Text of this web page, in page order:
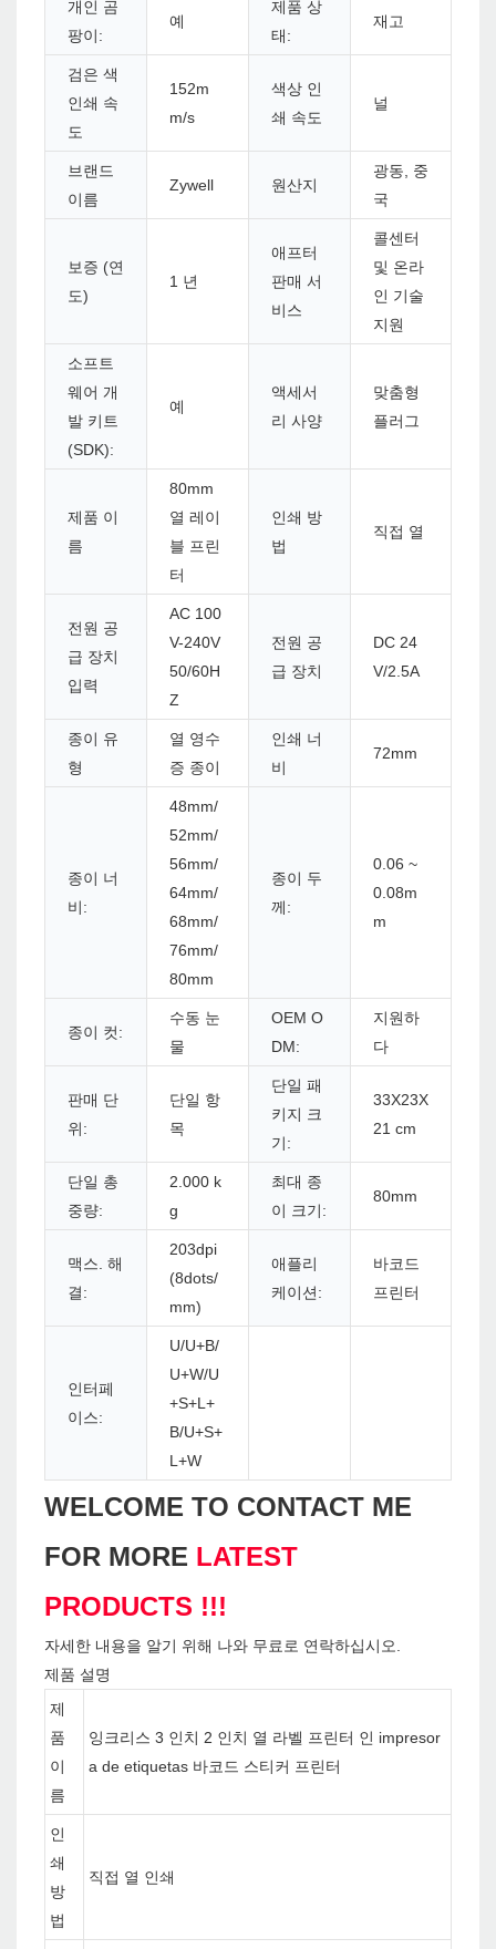
개인 곰
팡이:
예
제품 상
태:
재고
검은 색
인쇄 속
도
152m
m/s
색상 인
쇄 속도
널
브랜드
이름
Zywell 원산지
광동, 중
국
보증 (연
도)
1 년
애프터
판매 서
비스
콜센터
및 온라
인 기술
지원
소프트
웨어 개
발 키트
(SDK):
예
액세서
리 사양
맞춤형
플러그
제품 이
름
80mm
열 레이
블 프린
터
인쇄 방
법
직접 열
전원 공
급 장치
입력
AC 100
V-240V
50/60H
Z
전원 공
급 장치
DC 24
V/2.5A
종이 유
형
열 영수
증 종이
인쇄 너
비
72mm
종이 너
비:
48mm/
52mm/
56mm/
64mm/
68mm/
76mm/
80mm
종이 두
께:
0.06 ~
0.08m
m
종이 컷:
수동 눈
물
OEM O
DM:
지원하
다
판매 단
위:
단일 항
목
단일 패
키지 크
기:
33X23X
21 cm
단일 총
중량:
2.000 k
g
최대 종
이 크기:
80mm
맥스. 해
결:
203dpi
(8dots/
mm)
애플리
케이션:
바코드
프린터
인터페
이스:
U/U+B/
U+W/U
+S+L+
B/U+S+
L+W
WELCOME TO CONTACT ME
FOR MORE LATEST
PRODUCTS !!!
자세한 내용을 알기 위해 나와 무료로 연락하십시오.
제품 설명
제
품
이
름
잉크리스 3 인치 2 인치 열 라벨 프린터 인 impresor
a de etiquetas 바코드 스티커 프린터
인
쇄
방
법
직접 열 인쇄